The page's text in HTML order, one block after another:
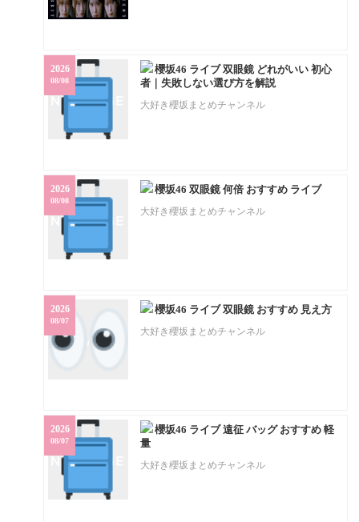
櫻坂46 ライブ 双眼鏡 どれがいい 初心
者｜失敗しない選び方を解説
大好き櫻坂まとめチャンネル
2026
08/08
櫻坂46 双眼鏡 何倍 おすすめ ライブ
大好き櫻坂まとめチャンネル
2026
08/08
櫻坂46 ライブ 双眼鏡 おすすめ 見え方
大好き櫻坂まとめチャンネル
2026
08/07
櫻坂46 ライブ 遠征 バッグ おすすめ 軽
量
大好き櫻坂まとめチャンネル
2026
08/07